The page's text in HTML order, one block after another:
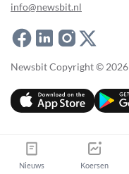
info@newsbit.nl
Newsbit Copyright © 2026
Nieuws Koersen